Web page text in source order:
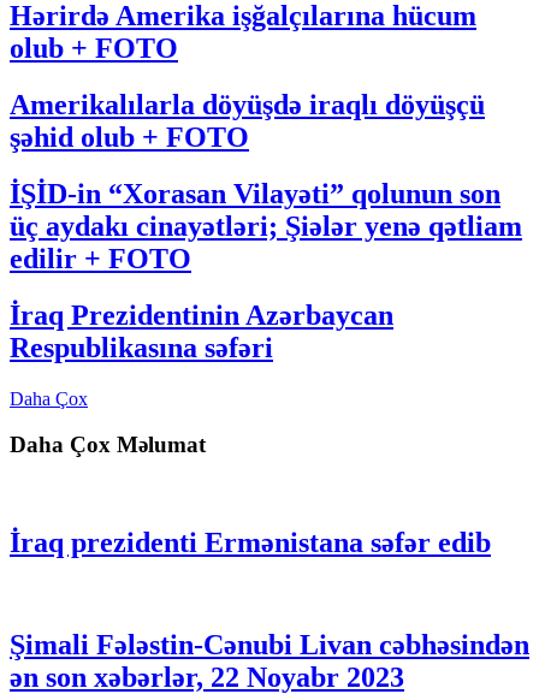
Hərirdə Amerika işğalçılarına hücum
olub + FOTO
Amerikalılarla döyüşdə iraqlı döyüşçü
şəhid olub + FOTO
İŞİD-in “Xorasan Vilayəti” qolunun son
üç aydakı cinayətləri; Şiələr yenə qətliam
edilir + FOTO
İraq Prezidentinin Azərbaycan
Respublikasına səfəri
Daha Çox
Daha Çox Məlumat
İraq prezidenti Ermənistana səfər edib
Şimali Fələstin-Cənubi Livan cəbhəsindən
ən son xəbərlər, 22 Noyabr 2023